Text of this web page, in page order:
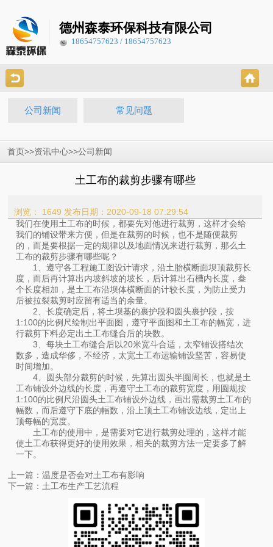
德州森泰环保科技有限公司
18654757623 / 18654757623
公司新闻 常见问题
首页 >>资讯中心>>公司新闻
土工布的裁剪步骤有哪些
浏览： 1649 发布日期：2020-09-18 07:29:54
我们在使用土工布的时候，都要先对他进行裁剪，这样才会给
我们的铺设带来方便，但是在裁剪的时候，也不是随便裁剪
的，而是要根据一定的规律以及地面情况来进行裁剪，那么土
工布的裁剪步骤有哪些呢？
1、遵守各工程施工图设计请求，沿土胎横断面坝顶裁剪长
度，而后再计算出内坡斜坡的坡长，后计算出石槽内长度，叁
个长度相加，是土工布沿坝体横断面的计较长度，为防止受力
后被拉裂裁剪时应留有适当的余量。
2、长度确定后，将土坝基的裹护段和圆头裹护段，按
1:100的比例尺绘制出平面图，遵守平面图和土工布的幅宽，进
行裁剪下料必定出土工布缝合后的块数。
3、每块土工布缝合后以20米宽斗合适，太窄铺设搭结次
数多，造成华侈，不经济，太宽土工布运输铺设坚苦，容易使
时间增加。
4、圆头部分裁剪的时候，先算出圆头半圆周长，也就是土
工布铺设外边线的长度，再遵守土工布的裁剪宽度，用圆规按
1:100的比例尺沿圆头土工布铺设外边线，画出需裁剪土工布的
幅数，而后遵守下底的幅数，沿上顶土工布铺设边线，定出上
顶每幅的宽度。
土工布的使用中，是需要对它进行裁剪处理的，这样才能
使土工布获得更好的使用效果，相关的裁剪方法一定要多了解
一下。
上一篇：温度是否会对土工布有影响
下一篇：土工布生产工艺流程